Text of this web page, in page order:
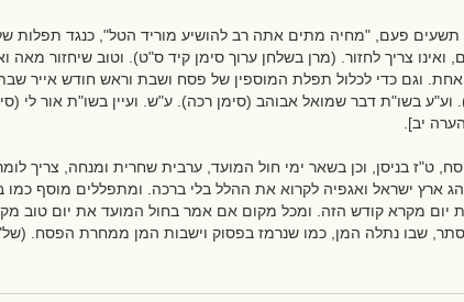
תשעים פעם, "מחיה מתים אתה רב להושיע מוריד הטל", כנגד תפלות
צריך לחזור. (מרן בשלחן ערוך סימן קיד ס"ט). וטוב שיחזור
וגם כדי לכלול תפלת המוספין של פסח ושבת וראש חודש אייר
וע"ע בשו"ת דבר שמואל אבוהב (סימן רכה). ע"ש. ועיין בשו"ת אור לי
יב].
ט"ז בניסן, וכן בשאר ימי חול המועד, ערבית שחרית ומנחה, צריך
ארץ ישראל ואגפיה לקרוא את ההלל בלי ברכה. ומתפללים מוסף כמו
יום מקרא קודש הזה. ומכל מקום אם אמר בחול המועד את יום טוב
שבו נתלה המן, כמו שנרמז בפסוק וישבות המן ממחרת הפסח.